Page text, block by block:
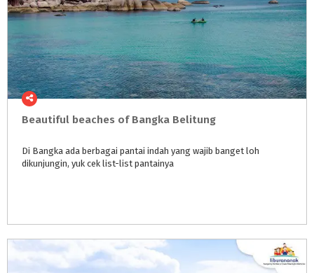
Beautiful beaches of Bangka Belitung
Di Bangka ada berbagai pantai indah yang wajib banget loh
dikunjungin, yuk cek list-list pantainya